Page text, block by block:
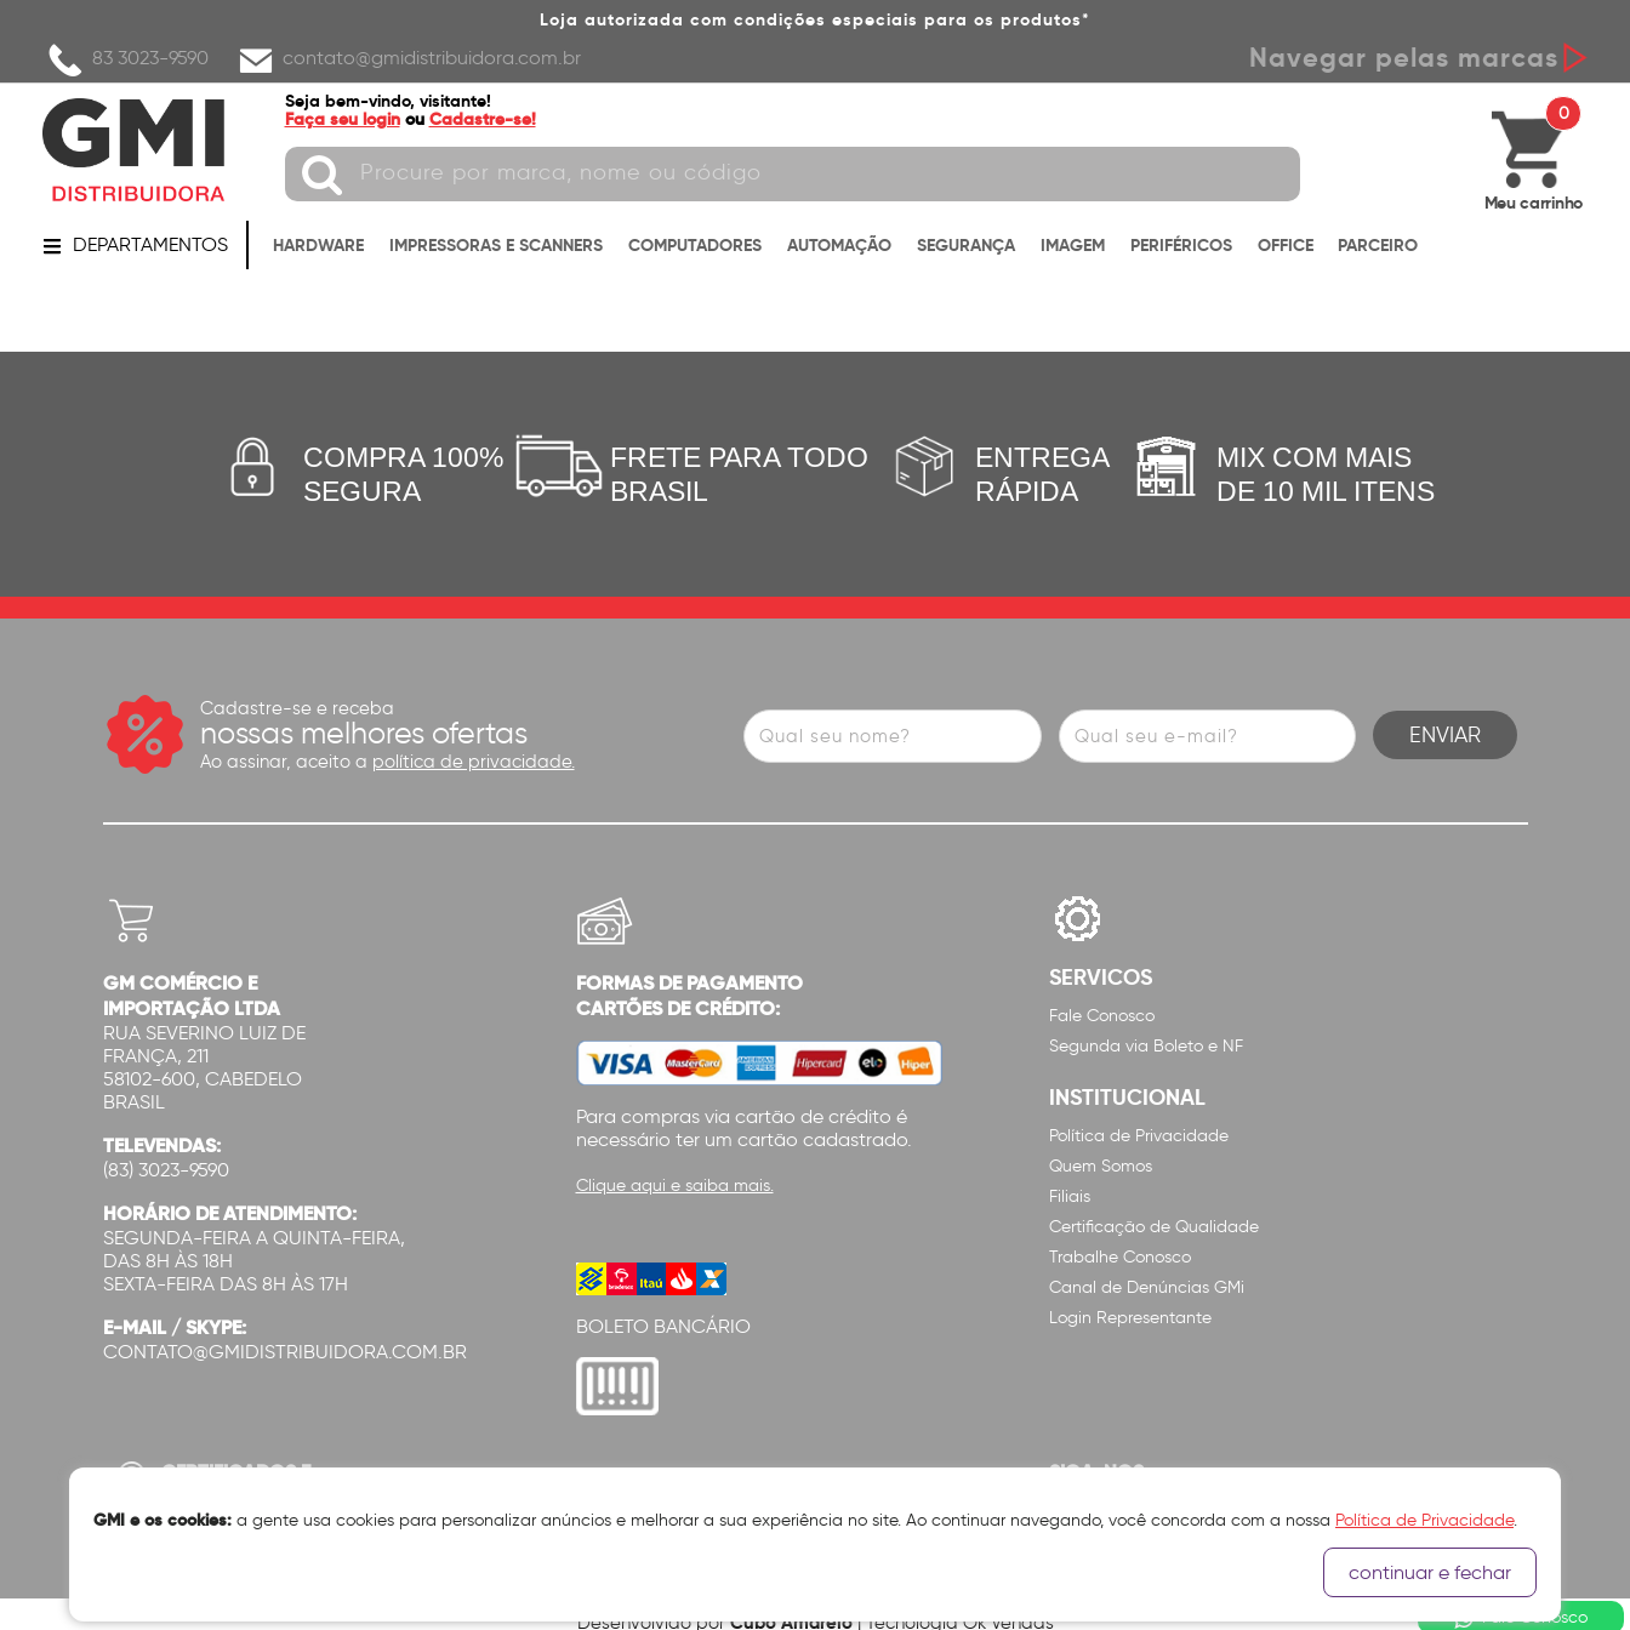
Loja autorizada com condições especiais para os produtos*
83 3023-9590 contato@gmidistribuidora.com.br Navegar pelas marcas
Seja bem-vindo, visitante!
Faça seu login ou Cadastre-se! 0
Meu carrinho
DEPARTAMENTOS HARDWARE IMPRESSORAS E SCANNERS COMPUTADORES AUTOMAÇÃO SEGURANÇA IMAGEM PERIFÉRICOS OFFICE PARCEIRO
COMPRA 100%
SEGURA
FRETE PARA TODO
BRASIL
ENTREGA
RÁPIDA
MIX COM MAIS
DE 10 MIL ITENS
Cadastre-se e receba
nossas melhores ofertas
Ao assinar, aceito a política de privacidade.
GM COMÉRCIO E
IMPORTAÇÃO LTDA
RUA SEVERINO LUIZ DE
FRANÇA, 211
58102-600, CABEDELO
BRASIL
TELEVENDAS:
(83) 3023-9590
HORÁRIO DE ATENDIMENTO:
SEGUNDA-FEIRA A QUINTA-FEIRA,
DAS 8H ÀS 18H
SEXTA-FEIRA DAS 8H ÀS 17H
E-MAIL / SKYPE:
CONTATO@GMIDISTRIBUIDORA.COM.BR
FORMAS DE PAGAMENTO
CARTÕES DE CRÉDITO:
Para compras via cartão de crédito é
necessário ter um cartão cadastrado.
Clique aqui e saiba mais.
BOLETO BANCÁRIO
SERVICOS
Fale Conosco
Segunda via Boleto e NF
INSTITUCIONAL
Política de Privacidade
Quem Somos
Filiais
Certificação de Qualidade
Trabalhe Conosco
Canal de Denúncias GMi
Login Representante
CERTIFICADOS E
SIGA-NOS
Desenvolvido porCubo Amarelo| Tecnologia Ok Vendas
GMI e os cookies: a gente usa cookies para personalizar anúncios e melhorar a sua experiência no site. Ao continuar navegando, você concorda com a nossa Política de Privacidade.
continuar e fechar
Fale Conosco